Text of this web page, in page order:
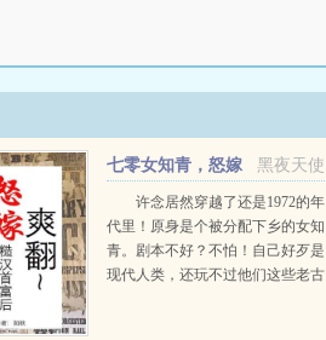
黑夜天使
七零女知青，怒嫁
糙汉首富后爽翻天
许念居然穿越了还是1972的年
代里！原身是个被分配下乡的女知
青。剧本不好？不怕！自己好歹是
现代人类，还玩不过他们这些老古